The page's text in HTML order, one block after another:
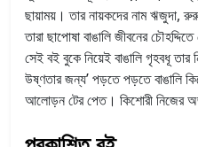
ছায়াময়। তার নায়কদের নাম ঋজুদা,
তারা ছাপোষা বাঙালি জীবনের
সেই বই বুকে নিয়েই বাঙালি গৃহবধূ তার
উষ্ণতার জন্য’ পড়তে পড়তে বাঙালি
আলোড়ন টের পেত। কিশোরী নিজের